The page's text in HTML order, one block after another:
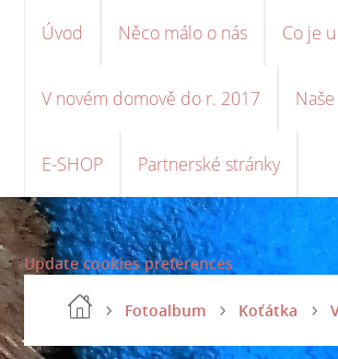
Úvod Něco málo o nás Co je
V novém domově do r. 2017
E-SHOP Partnerské stránky
Update cookies preferences
Fotoalbum Koťátka